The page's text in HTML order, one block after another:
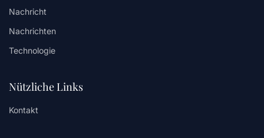
Nachricht
Nachrichten
Technologie
Nützliche Links
Kontakt